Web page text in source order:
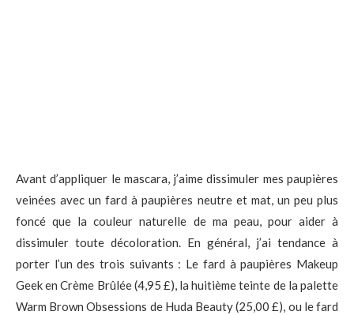
Avant d’appliquer le mascara, j’aime dissimuler mes paupières
veinées avec un fard à paupières neutre et mat, un peu plus
foncé que la couleur naturelle de ma peau, pour aider à
dissimuler toute décoloration. En général, j’ai tendance à
porter l’un des trois suivants : Le fard à paupières Makeup
Geek en Crème Brûlée (4,95 £), la huitième teinte de la palette
Warm Brown Obsessions de Huda Beauty (25,00 £), ou le fard